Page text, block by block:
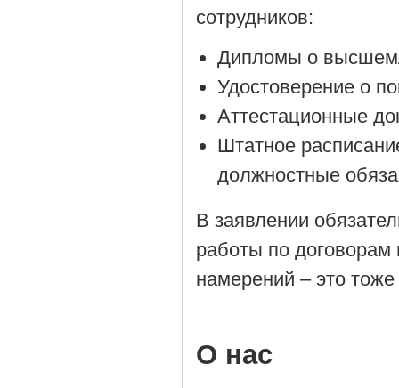
сотрудников:
Дипломы о
Удостоверение о
Аттестационные
Штатное
должностные
В заявлении
работы по договорам
намерений – это
О нас